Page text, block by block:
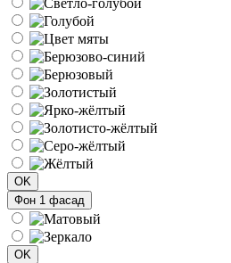
OK
Фон 1 фасад
OK